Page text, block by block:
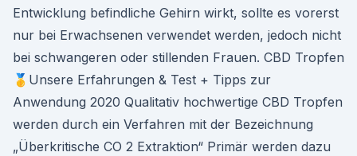
Entwicklung befindliche Gehirn wirkt, sollte es vorerst
nur bei Erwachsenen verwendet werden, jedoch nicht
bei schwangeren oder stillenden Frauen. CBD Tropfen
🥇Unsere Erfahrungen & Test + Tipps zur
Anwendung 2020 Qualitativ hochwertige CBD Tropfen
werden durch ein Verfahren mit der Bezeichnung
„Überkritische CO 2 Extraktion“ Primär werden dazu